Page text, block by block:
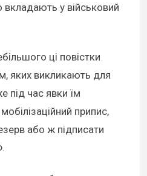
у військовий
ці повістки
яких викликають для
під час явки їм
припис,
або ж підписати